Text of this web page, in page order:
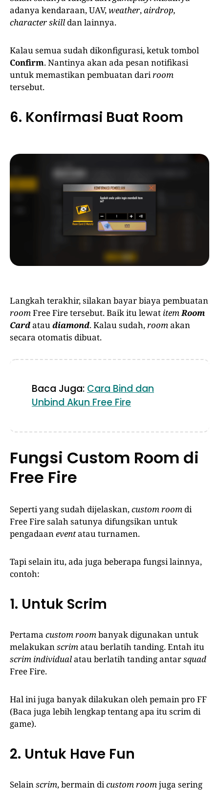
adanya kendaraan, UAV,weather,airdrop,
character skill dan lainnya.
Kalau semua sudah dikonfigurasi, ketuk tombol
Confirm. Nantinya akan ada pesan notifikasi
untuk memastikan pembuatan dariroom
tersebut.
6. Konfirmasi Buat Room
Langkah terakhir, silakan bayar biaya pembuatan
roomFree Fire tersebut. Baik itu lewat itemRoom
Cardataudiamond. Kalau sudah,roomakan
secara otomatis dibuat.
Baca Juga: Cara Bind dan
Unbind Akun Free Fire
Fungsi Custom Room di
Free Fire
Seperti yang sudah dijelaskan,custom room di
Free Fire salah satunya difungsikan untuk
pengadaaneventatau turnamen.
Tapi selain itu, ada juga beberapa fungsi lainnya,
contoh:
1. Untuk Scrim
Pertama custom roombanyak digunakan untuk
melakukanscrimatau berlatih tanding. Entah itu
scrim individualatau berlatih tanding antarsquad
Free Fire.
Hal ini juga banyak dilakukan oleh pemain pro FF
(Baca juga lebih lengkap tentang apa itu scrim di
game).
2. Untuk Have Fun
Selainscrim, bermain dicustom roomjuga sering